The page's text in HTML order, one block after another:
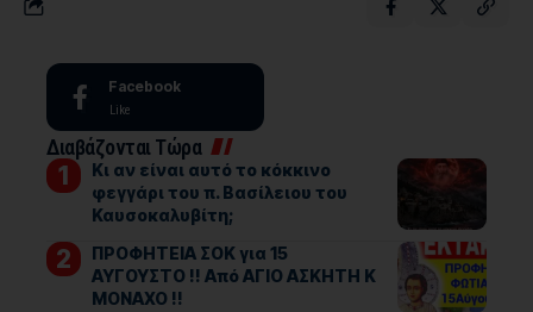
Facebook
Like
Διαβάζονται Τώρα
Κι αν είναι αυτό το κόκκινο
φεγγάρι του π. Βασίλειου του
Καυσοκαλυβίτη;
ΠΡΟΦΗΤΕΙΑ ΣΟΚ για 15
ΑΥΓΟΥΣΤΟ !! Από ΑΓΙΟ ΑΣΚΗΤΗ Κ
ΜΟΝΑΧΟ !!